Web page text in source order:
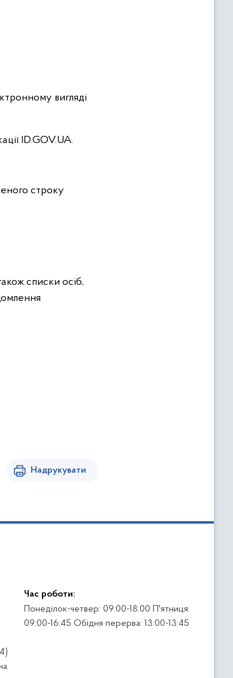
вигляді
ID.GOV.UA.
строку
списки осіб,
Надрукувати
Час роботи:
Понеділок-четвер: 09:00-18:00 П'ятниця:
09:00-16:45 Обідня перерва: 13:00-13:45